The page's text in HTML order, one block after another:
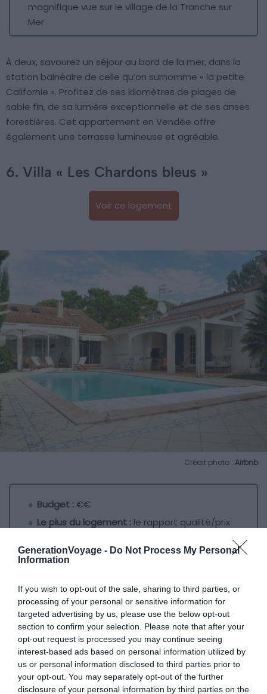
GenerationVoyage - Do Not Process My Personal
Information
If you wish to opt-out of the sale, sharing to third parties, or
processing of your personal or sensitive information for
targeted advertising by us, please use the below opt-out
section to confirm your selection. Please note that after your
opt-out request is processed you may continue seeing
interest-based ads based on personal information utilized by
us or personal information disclosed to third parties prior to
your opt-out. You may separately opt-out of the further
disclosure of your personal information by third parties on the
magnifique vue sur le village de la Tranche sur
Mer
À deux, savourez un séjour au bord de la mer, dans la
station balnéaire de celle qu’on surnomme « la petite
Californie ». Profitez de ses kilomètres de plages de
sable fin, de sa lumière exceptionnelle et de ses anses
forestières. Cet appartement en Vendée offre
également une terrasse lumineuse et agréable.
6. Villa « Les Chardons bleus »
Voir ce logement
Crédit photo : Airbnb
Budget :€€
Le plus du logement : le rapport qualité/prix
Quel sublime logement que cette villa de La Tranche-
ses 3 chambres, elle sera absolument parfaite pour des
vacances en famille, ou entre amis.
Située au cœur d’un quartier résidentiel, elle se trouve à
seulement quelques encablures du centre-ville de La
Tranche-sur-Mer, ainsi qu’à quelques minutes à pied de
la « Plage des Grenelles », une jolie plage de sable fin